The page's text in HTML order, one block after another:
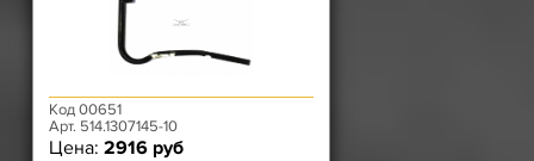
Код 00651
Арт. 514.1307145-10
Цена: 2916 руб